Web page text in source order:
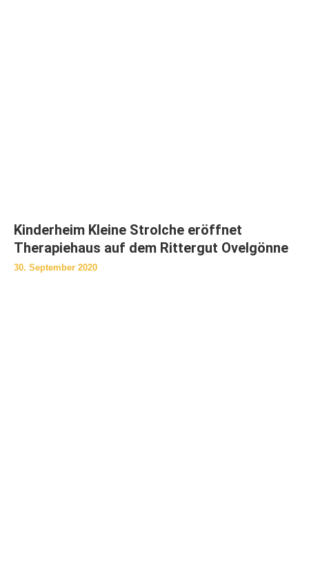
Kinderheim Kleine Strolche eröffnet
Therapiehaus auf dem Rittergut Ovelgönne
30. September 2020